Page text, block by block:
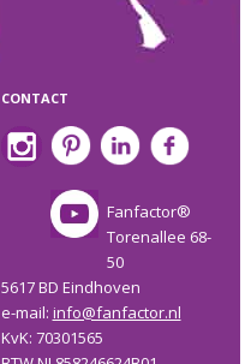
CONTACT
Fanfactor®
Torenallee 68-
50
5617 BD Eindhoven
e-mail: info@fanfactor.nl
KvK: 70301565